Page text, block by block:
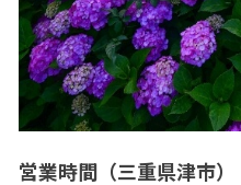
営業時間（三重県津市）